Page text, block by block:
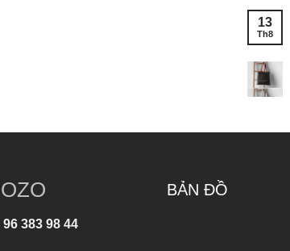
13
Th8
383 98 44
BẢN ĐỒ